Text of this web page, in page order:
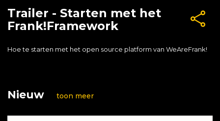
Trailer - Starten met het
Frank!Framework
Hoe te starten met het open source platform van WeAreFrank!
Nieuw toon meer